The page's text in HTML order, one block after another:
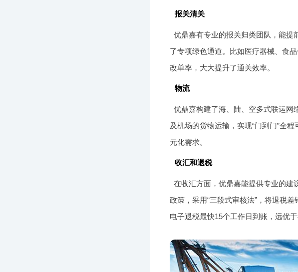
报关清关
优鼎嘉有专业的报关归类团队，能提
了专项绿色通道。比如医疗器械、食
改单率，大大提升了通关效率。
物流
优鼎嘉构建了海、陆、空多式联运网
及机场的货物运输，实现“门到门”全
元化需求。
收汇和退税
在收汇方面，优鼎嘉能提供专业的建
政策，采用“三段式审核法”，将退税
电子退税最快15个工作日到账，远优于